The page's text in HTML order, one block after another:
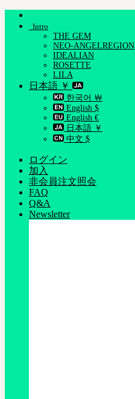
Skip
Intro
THE GEM
NEO-ANGELREGION
IDEALIAN
ROSETTE
LILA
日本語 ￥
한국어 ￦
English $
English €
日本語 ￥
中文 $
ログイン
加入
非会員注文照会
FAQ
Q&A
Newsletter